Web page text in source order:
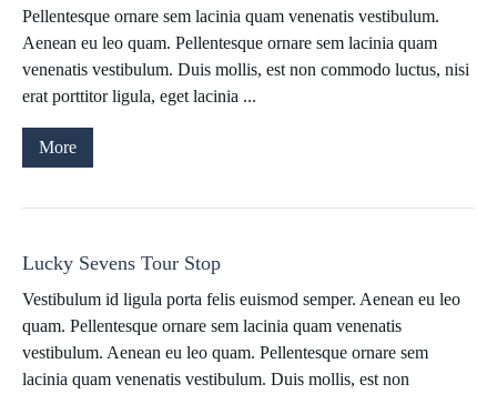
Pellentesque ornare sem lacinia quam venenatis vestibulum.
Aenean eu leo quam. Pellentesque ornare sem lacinia quam
venenatis vestibulum. Duis mollis, est non commodo luctus, nisi
erat porttitor ligula, eget lacinia ...
More
Lucky Sevens Tour Stop
Vestibulum id ligula porta felis euismod semper. Aenean eu leo
quam. Pellentesque ornare sem lacinia quam venenatis
vestibulum. Aenean eu leo quam. Pellentesque ornare sem
lacinia quam venenatis vestibulum. Duis mollis, est non